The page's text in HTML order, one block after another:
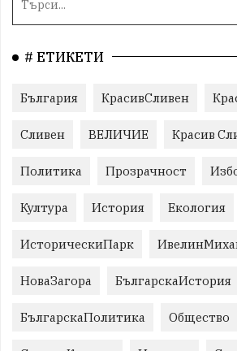
# ЕТИКЕТИ
България КрасивСливен
Сливен ВЕЛИЧИЕ Красив
Политика Прозрачност
Култура История Екология
ИсторическиПарк
НоваЗагора БългарскаИстория
БългарскаПолитика Общество